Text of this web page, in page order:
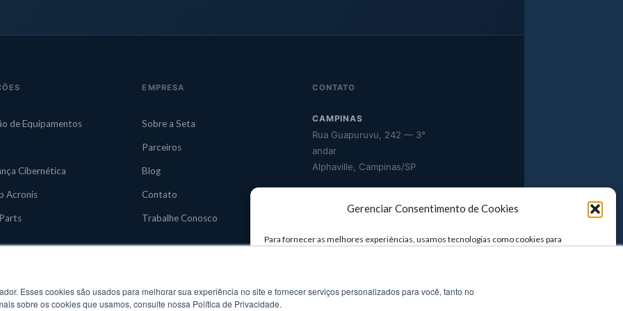
Esses cookies são usados ​​para melhorar sua experiência no site e fornecer serviços personalizados para você, tanto no
sobre os cookies que usamos, consulte nossa Política de Privacidade.
Gerenciar Consentimento de Cookies
Para fornecer as melhores experiências, usamos tecnologias como cookies para
negativamente certos recursos e funções.
de Equipamentos
Cibernética
Acronis
EMPRESA
Sobre a Seta
Parceiros
Blog
Contato
Trabalhe Conosco
CONTATO
CAMPINAS
Rua Guapuruvu, 242 — 3°
andar
Alphaville, Campinas/SP
(11) 3958-4929 / (11) 3957-